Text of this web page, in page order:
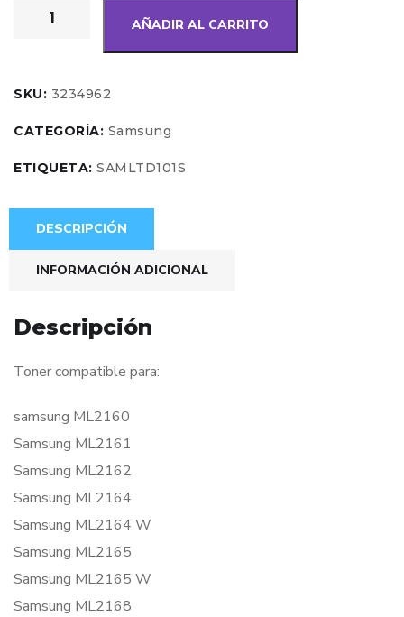
AÑADIR AL CARRITO
SKU: 3234962
CATEGORÍA: Samsung
ETIQUETA: SAMLTD101S
DESCRIPCIÓN
INFORMACIÓN ADICIONAL
Descripción
Toner compatible para:
samsung ML2160
Samsung ML2161
Samsung ML2162
Samsung ML2164
Samsung ML2164 W
Samsung ML2165
Samsung ML2165 W
Samsung ML2168